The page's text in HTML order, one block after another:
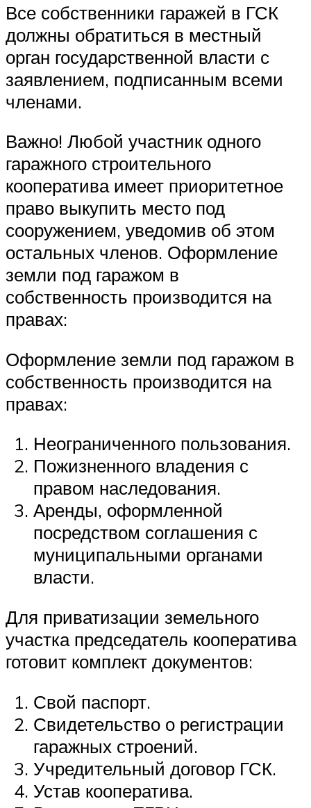
Все собственники гаражей в ГСК
должны обратиться в местный
орган государственной власти с
заявлением, подписанным всеми
членами.
Важно! Любой участник одного
гаражного строительного
кооператива имеет приоритетное
право выкупить место под
сооружением, уведомив об этом
остальных членов. Оформление
земли под гаражом в
собственность производится на
правах:
Оформление земли под гаражом в
собственность производится на
правах:
Неограниченного пользования.
Пожизненного владения с
правом наследования.
Аренды, оформленной
посредством соглашения с
муниципальными органами
власти.
Для приватизации земельного
участка председатель кооператива
готовит комплект документов:
Свой паспорт.
Свидетельство о регистрации
гаражных строений.
Учредительный договор ГСК.
Устав кооператива.